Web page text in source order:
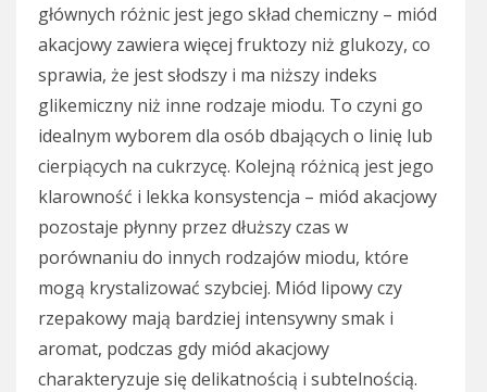
głównych różnic jest jego skład chemiczny – miód
akacjowy zawiera więcej fruktozy niż glukozy, co
sprawia, że jest słodszy i ma niższy indeks
glikemiczny niż inne rodzaje miodu. To czyni go
idealnym wyborem dla osób dbających o linię lub
cierpiących na cukrzycę. Kolejną różnicą jest jego
klarowność i lekka konsystencja – miód akacjowy
pozostaje płynny przez dłuższy czas w
porównaniu do innych rodzajów miodu, które
mogą krystalizować szybciej. Miód lipowy czy
rzepakowy mają bardziej intensywny smak i
aromat, podczas gdy miód akacjowy
charakteryzuje się delikatnością i subtelnością.